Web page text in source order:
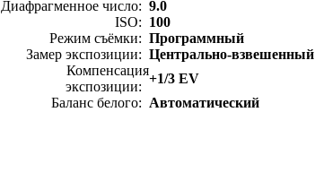
Диафрагменное число: 9.0
ISO: 100
Режим съёмки: Программный
Замер экспозиции: Центрально-взвешенный
Компенсация
экспозиции:
+1/3 EV
Баланс белого: Автоматический